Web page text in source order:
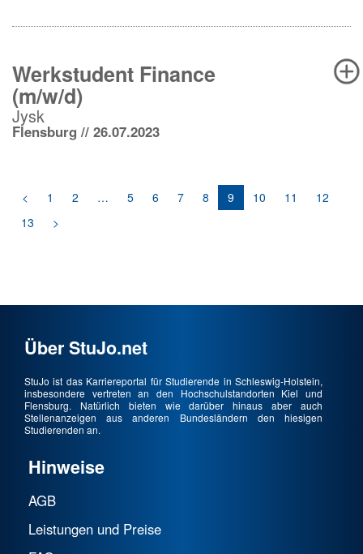
Werkstudent Finance
(m/w/d)
Jysk
Flensburg // 26.07.2023
< 1 2 … 5 6 7 8 9 10 11
12
13
>
Über StuJo.net
StuJo ist das Karriereportal für Studierende in Schleswig-Holstein,
insbesondere vertreten an den Hochschulstandorten Kiel und
Flensburg. Natürlich bieten wie darüber hinaus aber auch
Stellenanzeigen aus anderen Bundesländern den hiesigen
Studierenden an.
Hinweise
AGB
Leistungen und Preise